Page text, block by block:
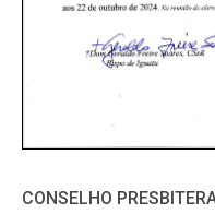
CONSELHO